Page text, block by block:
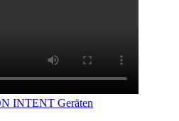
INTENT Geräten